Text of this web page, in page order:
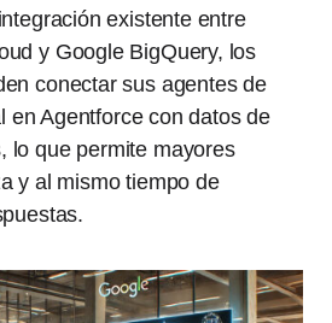
existente entre
y Google BigQuery, los
conectar sus agentes de
en Agentforce con datos de
lo que permite mayores
y al mismo tiempo de